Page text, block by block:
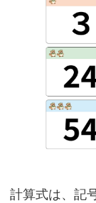
計算式は、記